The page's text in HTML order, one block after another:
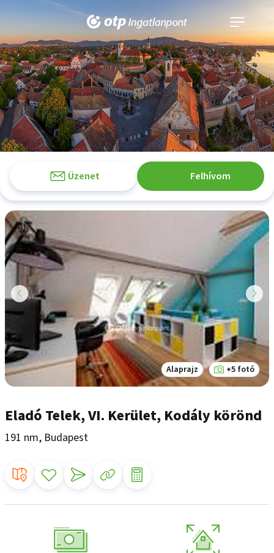
Navigáció
kinyitása
Üzenet Felhívom
Alaprajz +5 fotó
Eladó Telek, VI. Kerület, Kodály körönd
191 nm, Budapest